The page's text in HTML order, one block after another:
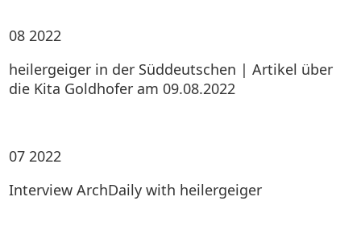
08 2022
heilergeiger in der Süddeutschen | Artikel über
die Kita Goldhofer am 09.08.2022
07 2022
Interview ArchDaily with heilergeiger